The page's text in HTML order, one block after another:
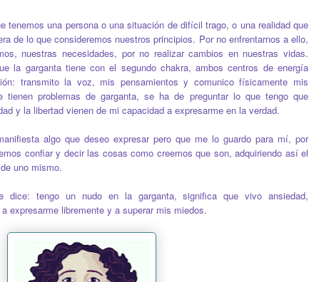
tenemos una persona o una situación de difícil trago, o una realidad que
de lo que consideremos nuestros principios. Por no enfrentarnos a ello,
nuestras necesidades, por no realizar cambios en nuestras vidas.
la garganta tiene con el segundo chakra, ambos centros de energía
transmito la voz, mis pensamientos y comunico físicamente mis
tienen problemas de garganta, se ha de preguntar lo que tengo que
y la libertad vienen de mi capacidad a expresarme en la verdad.
algo que deseo expresar pero que me lo guardo para mí, por
confiar y decir las cosas como creemos que son, adquiriendo así el
uno mismo.
dice: tengo un nudo en la garganta, significa que vivo ansiedad,
expresarme libremente y a superar mis miedos.